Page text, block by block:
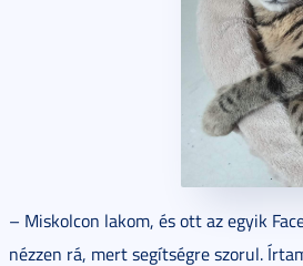
– Miskolcon lakom, és ott az egyik
nézzen rá, mert segítségre szorul.